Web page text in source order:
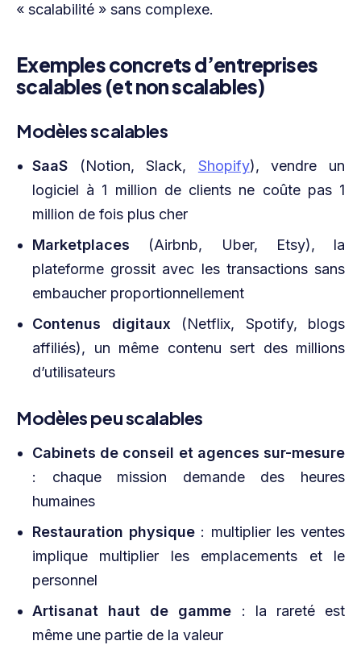
« scalabilité » sans complexe.
Exemples concrets d’entreprises
scalables (et non scalables)
Modèles scalables
SaaS (Notion, Slack, Shopify), vendre un
logiciel à 1 million de clients ne coûte pas 1
million de fois plus cher
Marketplaces (Airbnb, Uber, Etsy), la
plateforme grossit avec les transactions sans
embaucher proportionnellement
Contenus digitaux (Netflix, Spotify, blogs
affiliés), un même contenu sert des millions
d’utilisateurs
Modèles peu scalables
Cabinets de conseil et agences sur-mesure
: chaque mission demande des heures
humaines
Restauration physique : multiplier les ventes
implique multiplier les emplacements et le
personnel
Artisanat haut de gamme : la rareté est
même une partie de la valeur